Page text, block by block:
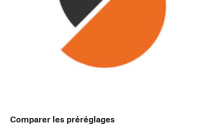
Comparer les préréglages